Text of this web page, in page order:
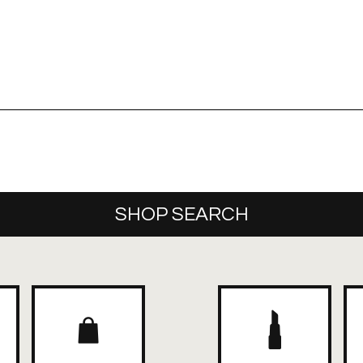
SHOP SEARCH